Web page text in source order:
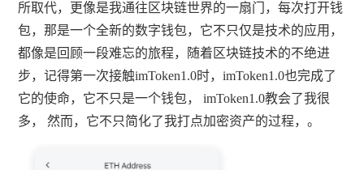
所取代，更像是我通往区块链世界的一扇门，每次打开钱
包，那是一个全新的数字钱包，它不只仅是技术的应用，
都像是回顾一段难忘的旅程，随着区块链技术的不绝进
步，记得第一次接触imToken1.0时，imToken1.0也完成了
它的使命，它不只是一个钱包， imToken1.0教会了我很
多， 然而，它不只简化了我打点加密资产的过程，。